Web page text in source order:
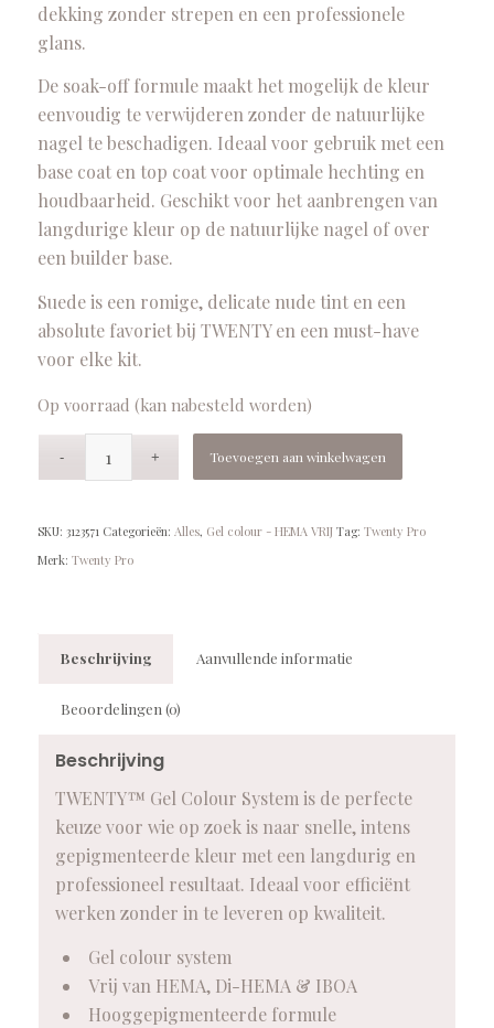
dekking zonder strepen en een professionele
glans.
De soak-off formule maakt het mogelijk de kleur
eenvoudig te verwijderen zonder de natuurlijke
nagel te beschadigen. Ideaal voor gebruik met een
base coat en top coat voor optimale hechting en
houdbaarheid. Geschikt voor het aanbrengen van
langdurige kleur op de natuurlijke nagel of over
een builder base.
Suede is een romige, delicate nude tint en een
absolute favoriet bij TWENTY en een must-have
voor elke kit.
Op voorraad (kan nabesteld worden)
Toevoegen aan winkelwagen
SKU: 3123571 Categorieën: Alles, Gel colour - HEMA VRIJ Tag: Twenty Pro
Merk: Twenty Pro
Beschrijving Aanvullende informatie
Beoordelingen (0)
Beschrijving
TWENTY™ Gel Colour System is de perfecte
keuze voor wie op zoek is naar snelle, intens
gepigmenteerde kleur met een langdurig en
professioneel resultaat. Ideaal voor efficiënt
werken zonder in te leveren op kwaliteit.
Gel colour system
Vrij van HEMA, Di-HEMA & IBOA
Hooggepigmenteerde formule